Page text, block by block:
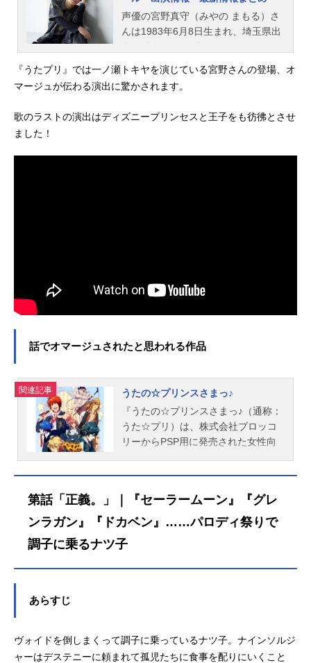
声優の宮野真守（みやの まもる）さ
んは1983年6月8日生まれ、埼玉県出
ーパーマリオブラザーズ・ムービ
ー』のマリオ役など、人気作品のキ
ちらでは、宮野真守さんのオススメ
『うたプリ』では一ノ瀬トキヤを演じている宮野さんの登場、オ
マージュが伝わる演出に驚かされます。
歌のラストの演出はディズニープリンセスと王子をも彷彿とさせ
ました！
話でオマージュされたと思われる作品
関連記事
うたの☆プリンスさまっ♪
『うたの☆プリンスさまっ♪（通称：
うた☆プリ）は、株式会社ブロッコ
リーからPSP用に発売された女性向
優、スタッフ、オススメ記事をご紹
介！
第話「正義。」｜『セーラームーン』『グレ
ンラガン』『ドカベン』……パロディ祭りで
調子に乗るナツ子
あらすじ
ヴォイドを倒しまくって調子に乗っているナツ子。ナインソルジ
ャーはデステニーに頼まれて孤児たちに食事を配りにいくこと